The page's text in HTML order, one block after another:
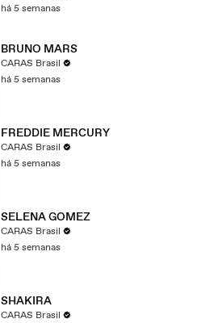
há 5 semanas
BRUNO MARS
CARAS Brasil
há 5 semanas
FREDDIE MERCURY
CARAS Brasil
há 5 semanas
SELENA GOMEZ
CARAS Brasil
há 5 semanas
SHAKIRA
CARAS Brasil